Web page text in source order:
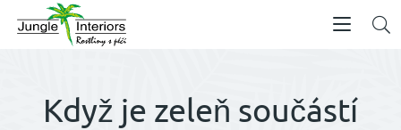
Když je zeleň součástí